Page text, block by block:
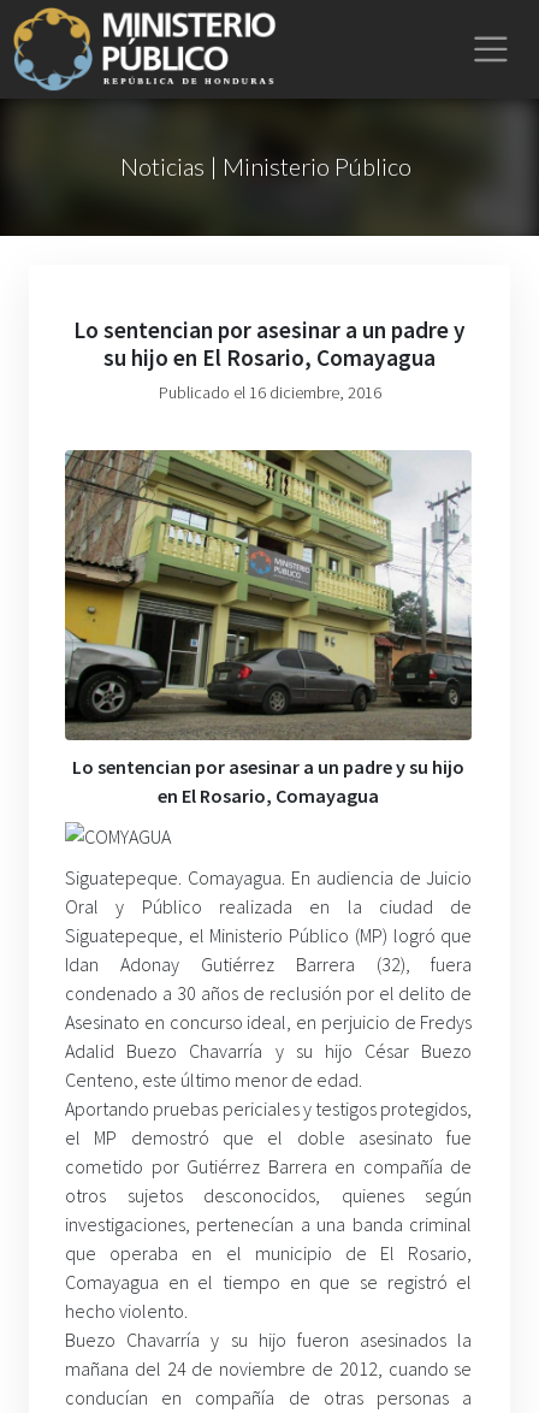
Noticias | Ministerio Público
Lo sentencian por asesinar a un padre y
su hijo en El Rosario, Comayagua
Publicado el 16 diciembre, 2016
Lo sentencian por asesinar a un padre y su hijo
en El Rosario, Comayagua
Siguatepeque. Comayagua. En audiencia de Juicio
Oral y Público realizada en la ciudad de
Siguatepeque, el Ministerio Público (MP) logró que
Idan Adonay Gutiérrez Barrera (32), fuera
condenado a 30 años de reclusión por el delito de
Asesinato en concurso ideal, en perjuicio de Fredys
Adalid Buezo Chavarría y su hijo César Buezo
Centeno, este último menor de edad.
Aportando pruebas periciales y testigos protegidos,
el MP demostró que el doble asesinato fue
cometido por Gutiérrez Barrera en compañía de
otros sujetos desconocidos, quienes según
investigaciones, pertenecían a una banda criminal
que operaba en el municipio de El Rosario,
Comayagua en el tiempo en que se registró el
hecho violento.
Buezo Chavarría y su hijo fueron asesinados la
mañana del 24 de noviembre de 2012, cuando se
conducían en compañía de otras personas a